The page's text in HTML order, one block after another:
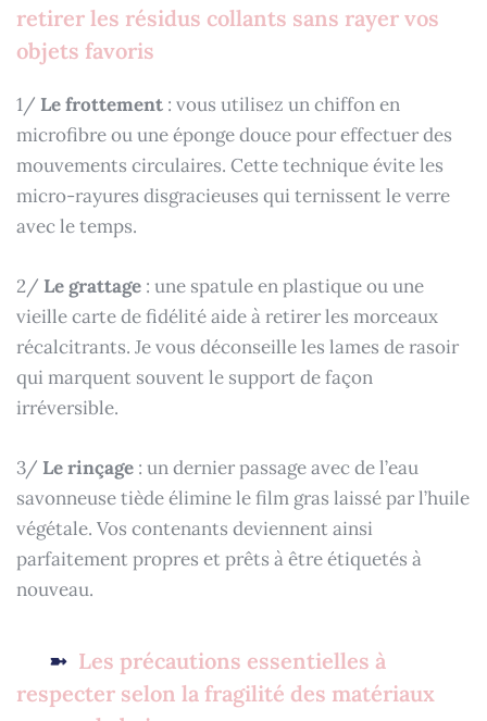
retirer les résidus collants sans rayer vos
objets favoris
1/ Le frottement : vous utilisez un chiffon en
microfibre ou une éponge douce pour effectuer des
mouvements circulaires. Cette technique évite les
micro-rayures disgracieuses qui ternissent le verre
avec le temps.
2/ Le grattage : une spatule en plastique ou une
vieille carte de fidélité aide à retirer les morceaux
récalcitrants. Je vous déconseille les lames de rasoir
qui marquent souvent le support de façon
irréversible.
3/ Le rinçage : un dernier passage avec de l’eau
savonneuse tiède élimine le film gras laissé par l’huile
végétale. Vos contenants deviennent ainsi
parfaitement propres et prêts à être étiquetés à
nouveau.
Les précautions essentielles à
respecter selon la fragilité des matériaux